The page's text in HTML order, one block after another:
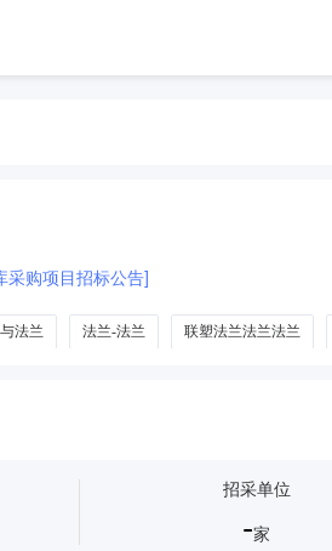
采购项目招标公告]
法兰 法兰-法兰 联塑法兰法兰法兰
招采单位
-家